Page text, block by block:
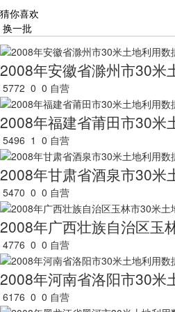
猜你喜欢
换一批
2008年安徽省滁州市30米
5772 0 0 自营
2008年福建省莆田市30米
5496 1 0 自营
2008年甘肃省酒泉市30米
5470 0 0 自营
2008年广西壮族自治区玉
4776 0 0 自营
2008年河南省洛阳市30米
6176 0 0 自营